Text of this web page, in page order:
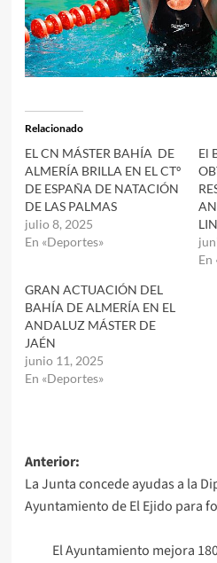
Relacionado
EL CN MÁSTER BAHÍA DE
ALMERÍA BRILLA EN EL CTº
DE ESPAÑA DE NATACIÓN
DE LAS PALMAS
julio 8, 2025
En «Deportes»
El
En
GRAN ACTUACIÓN DEL
BAHÍA DE ALMERÍA EN EL
ANDALUZ MÁSTER DE
JAÉN
junio 11, 2025
En «Deportes»
Navegación
de
entradas
Anterior:
La Junta concede ayudas a la
Ayuntamiento de El Ejido para
El Ayuntamiento mejora